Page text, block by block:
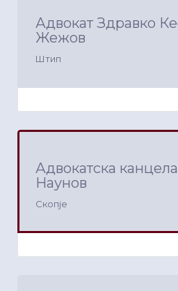
Адвокат Здравко
Жежов
Штип
Адвокатска
Наунов
Скопје